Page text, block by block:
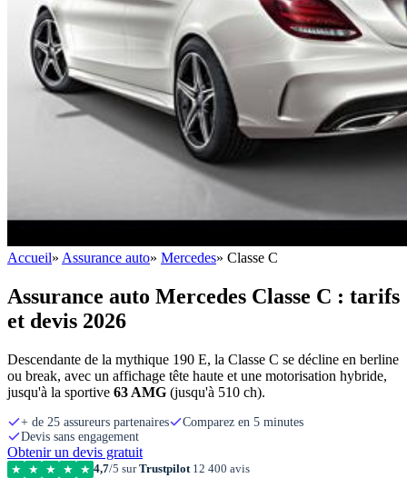
Accueil» Assurance auto» Mercedes» Classe C
Assurance auto Mercedes Classe C : tarifs
et devis 2026
Descendante de la mythique 190 E, la Classe C se décline en berline
ou break, avec un affichage tête haute et une motorisation hybride,
jusqu'à la sportive 63 AMG (jusqu'à 510 ch).
+ de 25 assureurs partenaires
Comparez en 5 minutes
Devis sans engagement
Obtenir un devis gratuit
★ ★ ★ ★ ★ 4,7/5 surTrustpilot12 400 avis